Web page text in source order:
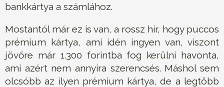
bankkártya a számlához.
Mostantól már ez is van, a rossz hír, hogy puccos
prémium kártya, ami idén ingyen van, viszont
jövőre már 1.300 forintba fog kerülni havonta,
ami azért nem annyira szerencsés. Máshol sem
olcsóbb az ilyen prémium kártya, de a legtöbb